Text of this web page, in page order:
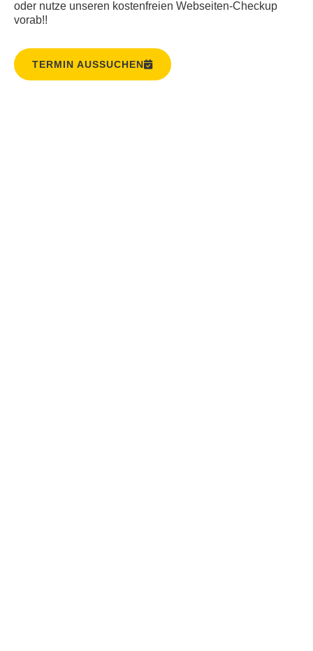
oder nutze unseren kostenfreien Webseiten-Checkup
vorab!!
TERMIN AUSSUCHEN